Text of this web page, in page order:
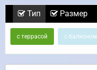
Тип Размер
с террасой с балконом